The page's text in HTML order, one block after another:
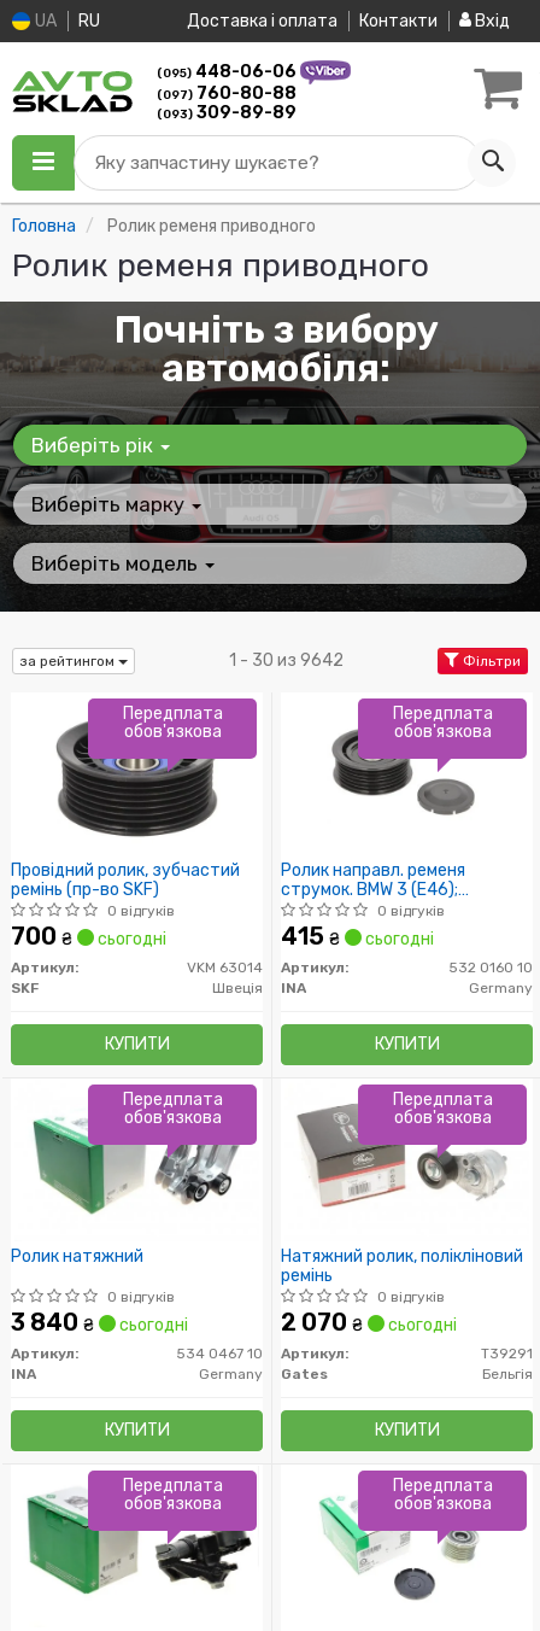
UA RU Доставка і оплата Контакти Вхід
(095) 448-06-06
(097) 760-80-88
(093) 309-89-89
Яку запчастину шукаєте?
Головна Ролик ременя приводного
Ролик ременя приводного
Почніть з вибору
автомобіля:
Виберіть рік
Виберіть марку
Виберіть модель
за рейтингом 1 - 30 из 9642 Фільтри
Провідний ролик, зубчастий
ремінь (пр-во SKF)
0 відгуків
700 ₴ сьогодні
Артикул:
VKM 63014
SKF
Швеція
КУПИТИ
Передплата
обов'язкова
Ролик направл. ременя
струмок. BMW 3 (E46);
MERCEDES C (W203, W204)
0 відгуків
415 ₴ сьогодні
Артикул:
532 0160 10
INA
Germany
КУПИТИ
Передплата
обов'язкова
Ролик натяжний
0 відгуків
3 840 ₴ сьогодні
Артикул:
534 0467 10
INA
Germany
КУПИТИ
Передплата
обов'язкова
Натяжний ролик, полікліновий
ремінь
0 відгуків
2 070 ₴ сьогодні
Артикул:
T39291
Gates
Бельгія
КУПИТИ
Передплата
обов'язкова
Передплата
обов'язкова
Передплата
обов'язкова